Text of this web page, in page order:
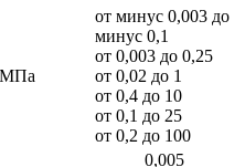
МПа
от минус 0,003 до
минус 0,1
от 0,003 до 0,25
от 0,02 до 1
от 0,4 до 10
от 0,1 до 25
от 0,2 до 100
0,005